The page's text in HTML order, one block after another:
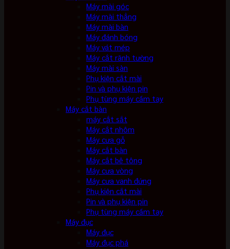
Máy mài góc
Máy mài thẳng
Máy mài bàn
Máy đánh bóng
Máy vát mép
Máy cắt rãnh tường
Máy mài sàn
Phụ kiện cắt mài
Pin và phụ kiện pin
Phụ tùng máy cầm tay
Máy cắt bàn
máy cắt sắt
Máy cắt nhôm
Máy cưa gỗ
Máy cắt bàn
Máy cắt bê tông
Máy cưa vòng
Máy cưa vanh đứng
Phụ kiện cắt mài
Pin và phụ kiện pin
Phụ tùng máy cầm tay
Máy đục
Máy đục
Máy đục phá